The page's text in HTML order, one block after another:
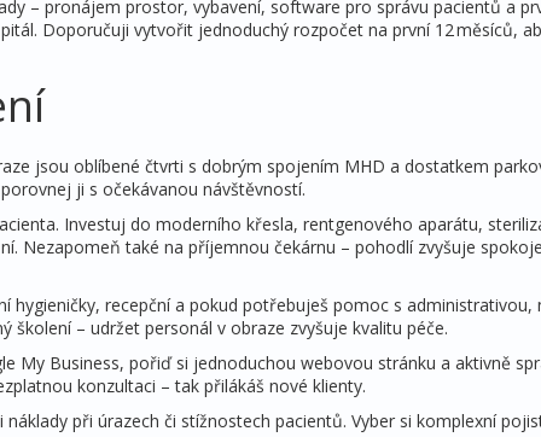
– pronájem prostor, vybavení, software pro správu pacientů a
Doporučuji vytvořit jednoduchý rozpočet na první 12 měsíců,
jsou oblíbené čtvrti s dobrým spojením MHD a dostatkem
ji s očekávanou návštěvností.
Investuj do moderního křesla, rentgenového aparátu,
Nezapomeň také na příjemnou čekárnu – pohodlí zvyšuje
hygieničky, recepční a pokud potřebuješ pomoc s administrativou,
školení – udržet personál v obraze zvyšuje kvalitu péče.
My Business, pořiď si jednoduchou webovou stránku a aktivně
konzultaci – tak přilákáš nové klienty.
při úrazech či stížnostech pacientů. Vyber si komplexní